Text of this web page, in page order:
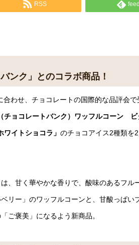
RSS
ンク」とのコラボ商品！
わせ、チョコレートの国際的な品評会で
チョコレートバンク）ワッフルコーン ビ
イトショコラ」 のチョコアイス2種類を2
、甘く華やかな香りで、酸味のあるフル
リー」のワッフルコーンと、甘酸っぱい
ご褒美」になるよう新商品。